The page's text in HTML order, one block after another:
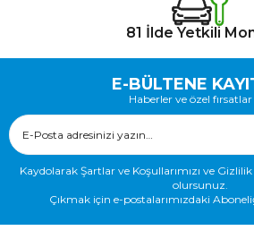
81 İlde Yetkili
E-BÜLTENE
Haberler ve özel
Kaydolarak Şartlar ve Koşullarımızı ve
olursunuz.
Çıkmak için e-postalarımızdaki